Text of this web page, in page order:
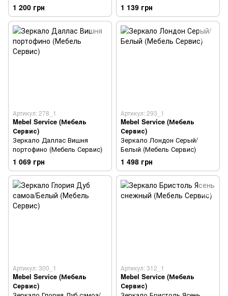
1 200 грн 1 139 грн
Артикул: 278_1
Mebel Service (Мебель
Сервис)
Зеркало Даллас Вишня
портофино (Мебель Сервис)
1 069 грн
Артикул: 293_1
Mebel Service (Мебель
Сервис)
Зеркало Лондон Серый/
Белый (Мебель Сервис)
1 498 грн
Артикул: 300_1
Mebel Service (Мебель
Сервис)
Артикул: 312_1
Mebel Service (Мебель
Сервис)